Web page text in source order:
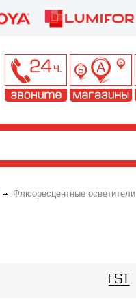
Флюоресцентные осветители
FST